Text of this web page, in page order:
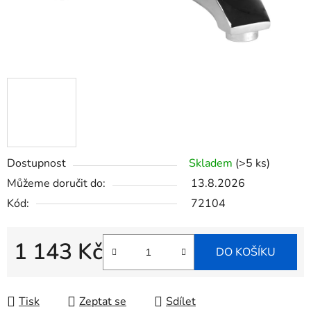
Dostupnost Skladem (>5 ks)
Můžeme doručit do:
13.8.2026
Kód:
72104
1 143 Kč DO KOŠÍKU
Tisk Zeptat se Sdílet